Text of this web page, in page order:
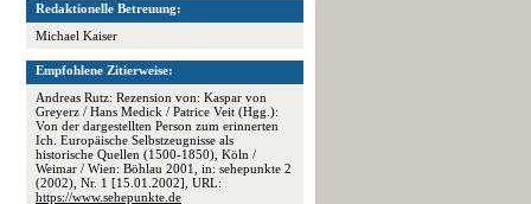
Redaktionelle Betreuung:
Michael Kaiser
Empfohlene Zitierweise:
Andreas Rutz: Rezension von: Kaspar von
Greyerz / Hans Medick / Patrice Veit (Hgg.):
Von der dargestellten Person zum erinnerten
Ich. Europäische Selbstzeugnisse als
historische Quellen (1500-1850), Köln /
Weimar / Wien: Böhlau 2001, in: sehepunkte 2
(2002), Nr. 1 [15.01.2002], URL:
https://www.sehepunkte.de